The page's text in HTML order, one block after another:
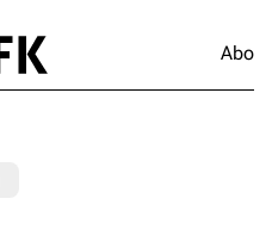
Abo